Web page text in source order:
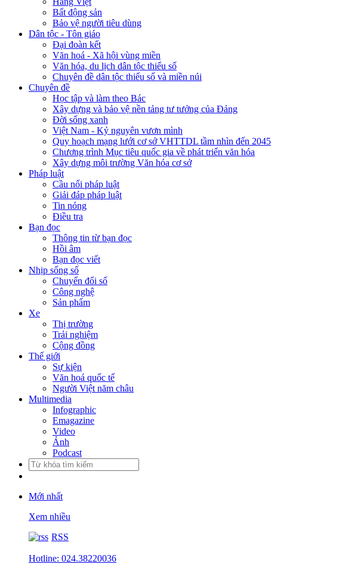
Bất động sản
Bảo vệ người tiêu dùng
Dân tộc - Tôn giáo
Đại đoàn kết
Văn hoá - Xã hội vùng miền
Văn hóa, du lịch dân tộc thiểu số
Chuyên đề dân tộc thiểu số và miền núi
Chuyên đề
Học tập và làm theo Bác
Xây dựng và bảo vệ nền tảng tư tưởng của Đảng
Đời sống xanh
Việt Nam - Kỷ nguyên vươn mình
Quy hoạch mạng lưới cơ sở VHTTDL tầm nhìn đến 2045
Chương trình Mục tiêu quốc gia về phát triển văn hóa
Xây dựng môi trường Văn hóa cơ sở
Pháp luật
Cầu nối pháp luật
Giải đáp pháp luật
Tin nóng
Điều tra
Bạn đọc
Thông tin từ bạn đọc
Hồi âm
Bạn đọc viết
Nhịp sống số
Chuyển đổi số
Công nghệ
Sản phẩm
Xe
Thị trường
Trải nghiệm
Cộng đồng
Thế giới
Sự kiện
Văn hoá quốc tế
Người Việt năm châu
Multimedia
Infographic
Emagazine
Video
Ảnh
Podcast
Mới nhất
Xem nhiều
RSS
Hotline: 024.38220036